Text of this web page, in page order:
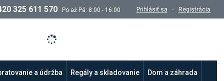
325 611 570 Po až Pá: 8:00 - 16:00 Prihlásiť sa Registrácia
a údržba Regály a skladovanie Dom a záhrada